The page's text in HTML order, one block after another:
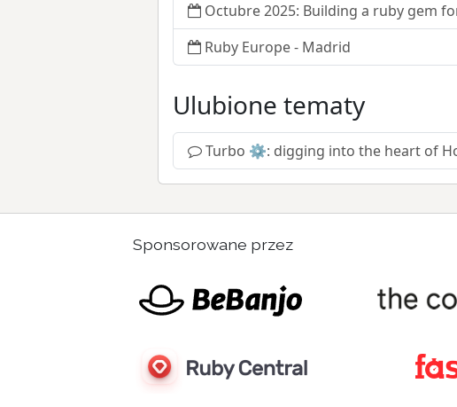
Octubre 2025: Building a ruby gem
Ruby Europe - Madrid
Ulubione tematy
Turbo ⚙️: digging into the heart of
Sponsorowane przez